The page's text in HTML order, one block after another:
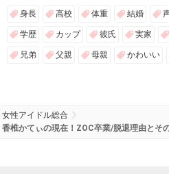
身長 高校 体重 結婚
学歴 カップ 彼氏 実家
兄弟 父親 母親 かわいい
女性アイドル総合
香椎かてぃの現在！ZOC卒業/脱退理由とそ